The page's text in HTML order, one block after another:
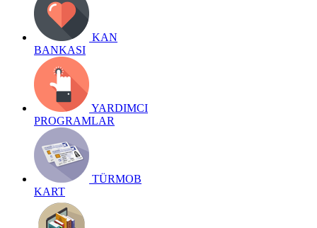
KAN
BANKASI
YARDIMCI
PROGRAMLAR
TÜRMOB
KART